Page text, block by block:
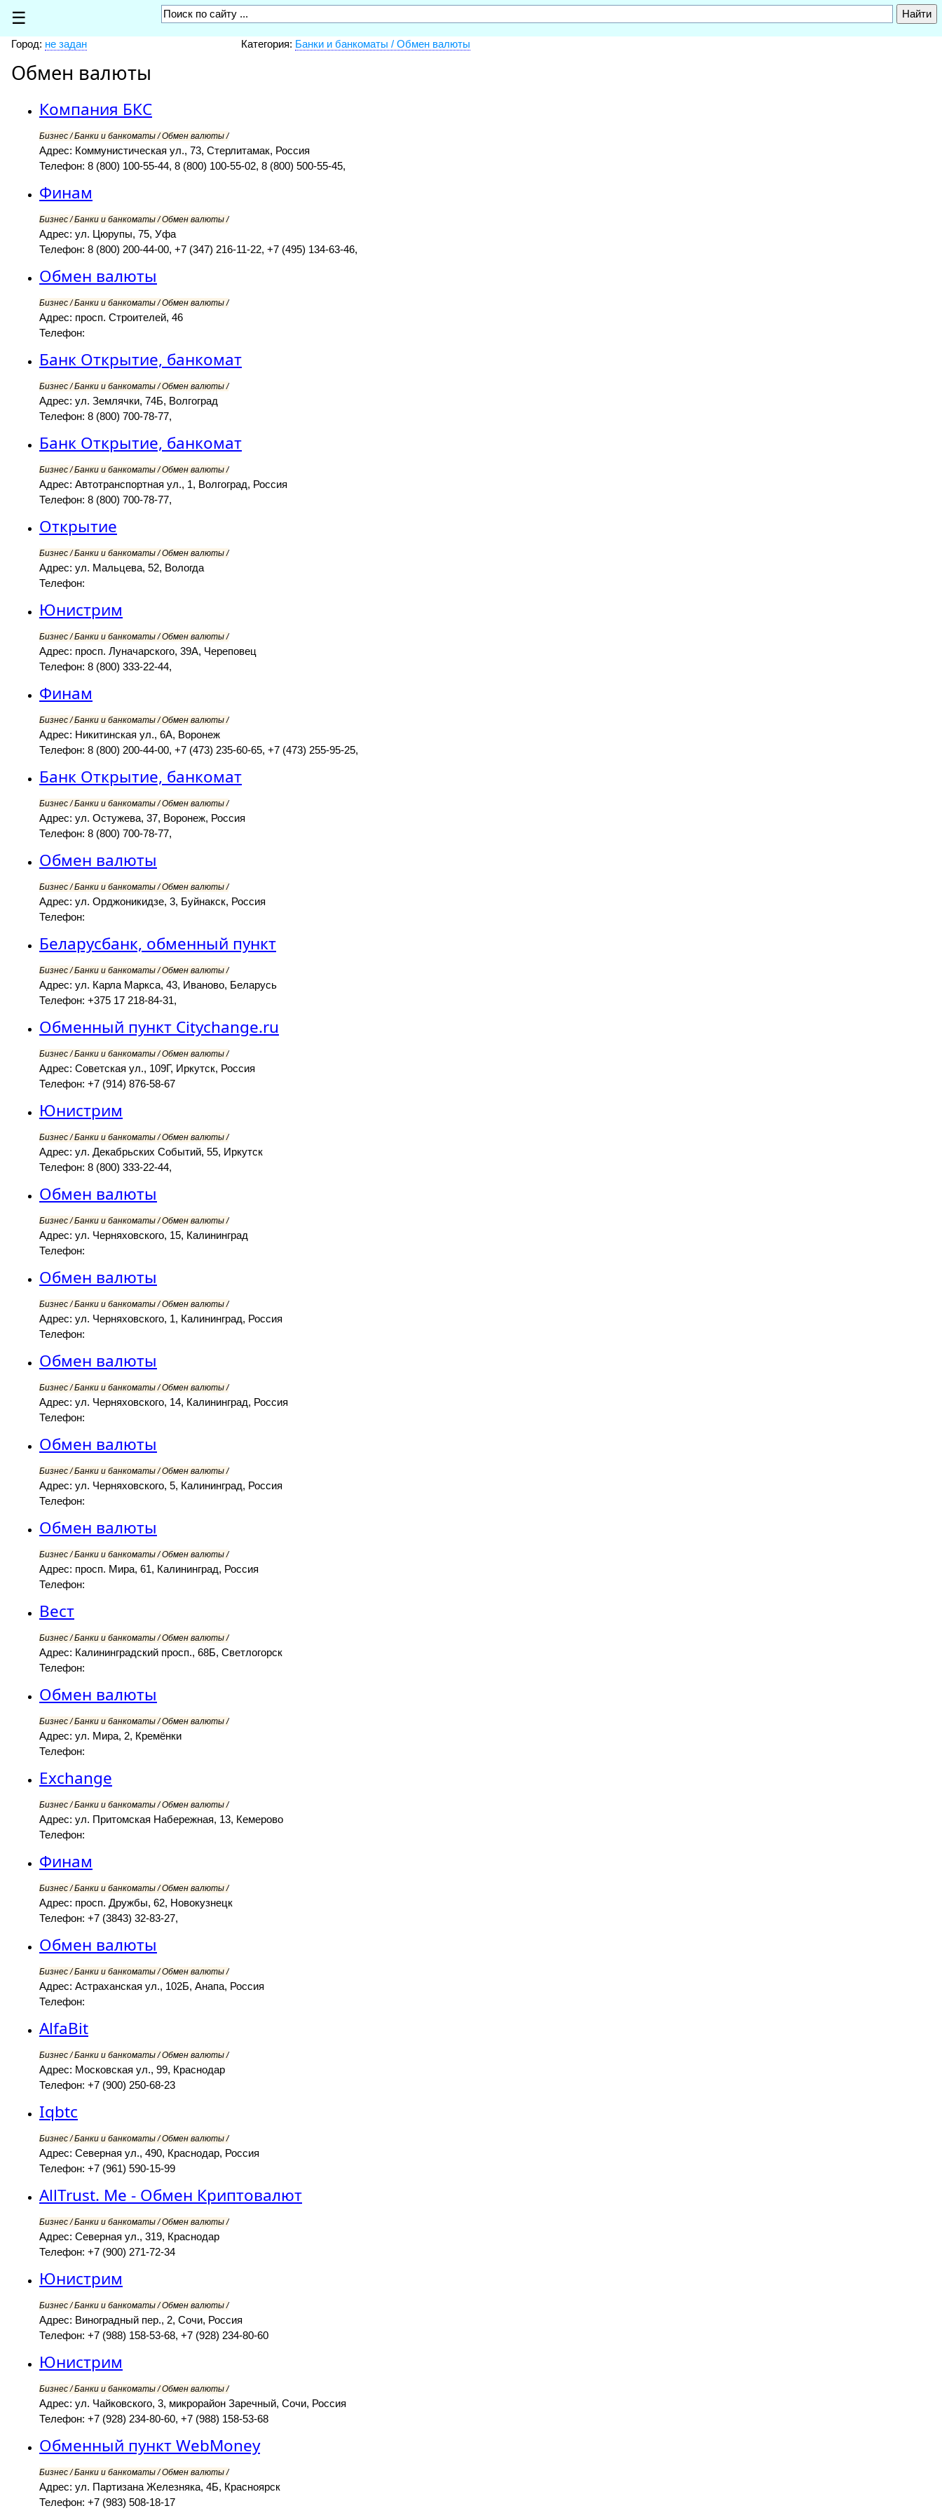
☰
Город: не задан Категория: Банки и банкоматы / Обмен валюты
Обмен валюты
Компания БКС
Бизнес / Банки и банкоматы / Обмен валюты /
Адрес: Коммунистическая ул., 73, Стерлитамак, Россия
Телефон: 8 (800) 100-55-44, 8 (800) 100-55-02, 8 (800) 500-55-45,
Финам
Бизнес / Банки и банкоматы / Обмен валюты /
Адрес: ул. Цюрупы, 75, Уфа
Телефон: 8 (800) 200-44-00, +7 (347) 216-11-22, +7 (495) 134-63-46,
Обмен валюты
Бизнес / Банки и банкоматы / Обмен валюты /
Адрес: просп. Строителей, 46
Телефон:
Банк Открытие, банкомат
Бизнес / Банки и банкоматы / Обмен валюты /
Адрес: ул. Землячки, 74Б, Волгоград
Телефон: 8 (800) 700-78-77,
Банк Открытие, банкомат
Бизнес / Банки и банкоматы / Обмен валюты /
Адрес: Автотранспортная ул., 1, Волгоград, Россия
Телефон: 8 (800) 700-78-77,
Открытие
Бизнес / Банки и банкоматы / Обмен валюты /
Адрес: ул. Мальцева, 52, Вологда
Телефон:
Юнистрим
Бизнес / Банки и банкоматы / Обмен валюты /
Адрес: просп. Луначарского, 39А, Череповец
Телефон: 8 (800) 333-22-44,
Финам
Бизнес / Банки и банкоматы / Обмен валюты /
Адрес: Никитинская ул., 6А, Воронеж
Телефон: 8 (800) 200-44-00, +7 (473) 235-60-65, +7 (473) 255-95-25,
Банк Открытие, банкомат
Бизнес / Банки и банкоматы / Обмен валюты /
Адрес: ул. Остужева, 37, Воронеж, Россия
Телефон: 8 (800) 700-78-77,
Обмен валюты
Бизнес / Банки и банкоматы / Обмен валюты /
Адрес: ул. Орджоникидзе, 3, Буйнакск, Россия
Телефон:
Беларусбанк, обменный пункт
Бизнес / Банки и банкоматы / Обмен валюты /
Адрес: ул. Карла Маркса, 43, Иваново, Беларусь
Телефон: +375 17 218-84-31,
Обменный пункт Citychange.ru
Бизнес / Банки и банкоматы / Обмен валюты /
Адрес: Советская ул., 109Г, Иркутск, Россия
Телефон: +7 (914) 876-58-67
Юнистрим
Бизнес / Банки и банкоматы / Обмен валюты /
Адрес: ул. Декабрьских Событий, 55, Иркутск
Телефон: 8 (800) 333-22-44,
Обмен валюты
Бизнес / Банки и банкоматы / Обмен валюты /
Адрес: ул. Черняховского, 15, Калининград
Телефон:
Обмен валюты
Бизнес / Банки и банкоматы / Обмен валюты /
Адрес: ул. Черняховского, 1, Калининград, Россия
Телефон:
Обмен валюты
Бизнес / Банки и банкоматы / Обмен валюты /
Адрес: ул. Черняховского, 14, Калининград, Россия
Телефон:
Обмен валюты
Бизнес / Банки и банкоматы / Обмен валюты /
Адрес: ул. Черняховского, 5, Калининград, Россия
Телефон:
Обмен валюты
Бизнес / Банки и банкоматы / Обмен валюты /
Адрес: просп. Мира, 61, Калининград, Россия
Телефон:
Вест
Бизнес / Банки и банкоматы / Обмен валюты /
Адрес: Калининградский просп., 68Б, Светлогорск
Телефон:
Обмен валюты
Бизнес / Банки и банкоматы / Обмен валюты /
Адрес: ул. Мира, 2, Кремёнки
Телефон:
Exchange
Бизнес / Банки и банкоматы / Обмен валюты /
Адрес: ул. Притомская Набережная, 13, Кемерово
Телефон:
Финам
Бизнес / Банки и банкоматы / Обмен валюты /
Адрес: просп. Дружбы, 62, Новокузнецк
Телефон: +7 (3843) 32-83-27,
Обмен валюты
Бизнес / Банки и банкоматы / Обмен валюты /
Адрес: Астраханская ул., 102Б, Анапа, Россия
Телефон:
AlfaBit
Бизнес / Банки и банкоматы / Обмен валюты /
Адрес: Московская ул., 99, Краснодар
Телефон: +7 (900) 250-68-23
Iqbtc
Бизнес / Банки и банкоматы / Обмен валюты /
Адрес: Северная ул., 490, Краснодар, Россия
Телефон: +7 (961) 590-15-99
AllTrust. Me - Обмен Криптовалют
Бизнес / Банки и банкоматы / Обмен валюты /
Адрес: Северная ул., 319, Краснодар
Телефон: +7 (900) 271-72-34
Юнистрим
Бизнес / Банки и банкоматы / Обмен валюты /
Адрес: Виноградный пер., 2, Сочи, Россия
Телефон: +7 (988) 158-53-68, +7 (928) 234-80-60
Юнистрим
Бизнес / Банки и банкоматы / Обмен валюты /
Адрес: ул. Чайковского, 3, микрорайон Заречный, Сочи, Россия
Телефон: +7 (928) 234-80-60, +7 (988) 158-53-68
Обменный пункт WebMoney
Бизнес / Банки и банкоматы / Обмен валюты /
Адрес: ул. Партизана Железняка, 4Б, Красноярск
Телефон: +7 (983) 508-18-17